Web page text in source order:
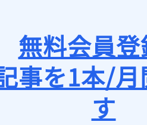
無料会員
事を1本/
す